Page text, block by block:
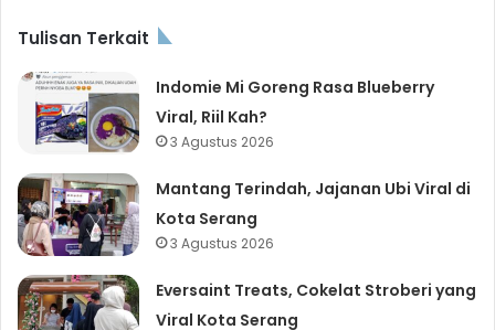
Tulisan Terkait
Indomie Mi Goreng Rasa Blueberry
Viral, Riil Kah?
3 Agustus 2026
Mantang Terindah, Jajanan Ubi Viral di
Kota Serang
3 Agustus 2026
Eversaint Treats, Cokelat Stroberi yang
Viral Kota Serang